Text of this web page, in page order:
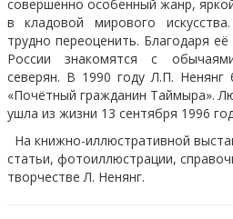
совершенно особенный жанр,
в кладовой мирового
трудно переоценить. Благодаря
России знакомятся с
северян. В 1990 году Л.П. Ненянг
«Почётный гражданин Таймыра».
ушла из жизни 13 сентября 1996
На книжно-иллюстративной
статьи, фотоиллюстрации,
творчестве Л. Ненянг.